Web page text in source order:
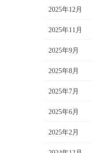
2025年12月
2025年11月
2025年9月
2025年8月
2025年7月
2025年6月
2025年2月